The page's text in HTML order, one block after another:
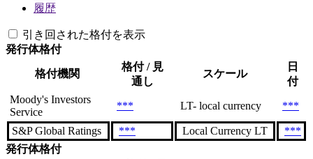
履歴
引き回された格付を表示
発行体格付
格付機関
格付 / 見
通し
スケール
日
付
Moody's Investors
Service
*** LT- local currency ***
S&P Global Ratings *** Local Currency LT
***
発行体格付